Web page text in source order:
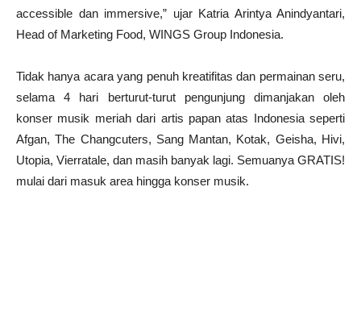
accessible dan immersive,” ujar Katria Arintya Anindyantari,
Head of Marketing Food, WINGS Group Indonesia.
Tidak hanya acara yang penuh kreatifitas dan permainan seru,
selama 4 hari berturut-turut pengunjung dimanjakan oleh
konser musik meriah dari artis papan atas Indonesia seperti
Afgan, The Changcuters, Sang Mantan, Kotak, Geisha, Hivi,
Utopia, Vierratale, dan masih banyak lagi. Semuanya GRATIS!
mulai dari masuk area hingga konser musik.